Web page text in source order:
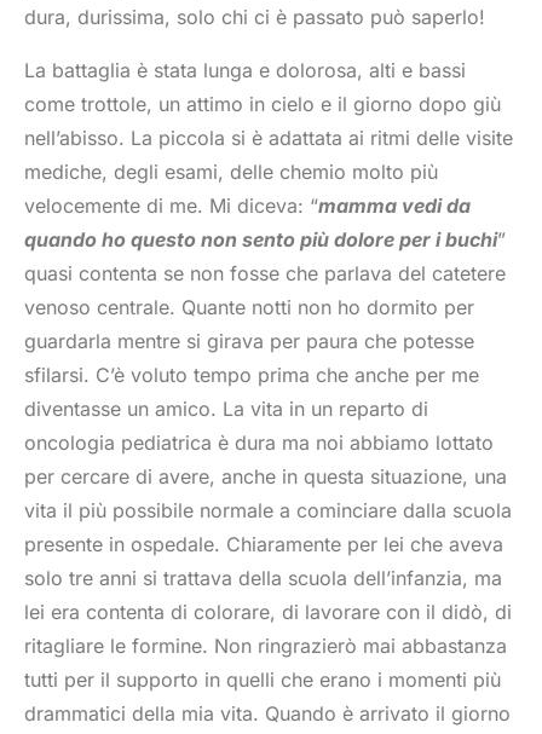
dura, durissima, solo chi ci è passato può saperlo!
La battaglia è stata lunga e dolorosa, alti e bassi
come trottole, un attimo in cielo e il giorno dopo giù
nell’abisso. La piccola si è adattata ai ritmi delle visite
mediche, degli esami, delle chemio molto più
velocemente di me. Mi diceva: “mamma vedi da
quando ho questo non sento più dolore per i buchi”
quasi contenta se non fosse che parlava del catetere
venoso centrale. Quante notti non ho dormito per
guardarla mentre si girava per paura che potesse
sfilarsi. C’è voluto tempo prima che anche per me
diventasse un amico. La vita in un reparto di
oncologia pediatrica è dura ma noi abbiamo lottato
per cercare di avere, anche in questa situazione, una
vita il più possibile normale a cominciare dalla scuola
presente in ospedale. Chiaramente per lei che aveva
solo tre anni si trattava della scuola dell’infanzia, ma
lei era contenta di colorare, di lavorare con il didò, di
ritagliare le formine. Non ringrazierò mai abbastanza
tutti per il supporto in quelli che erano i momenti più
drammatici della mia vita. Quando è arrivato il giorno